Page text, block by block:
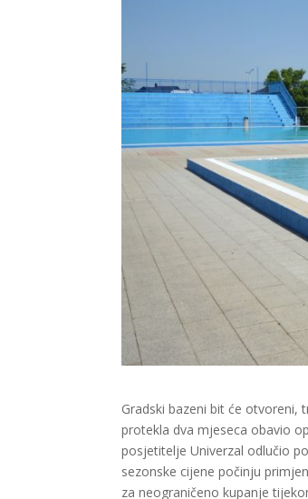
Gradski bazeni bit će otvoreni,
protekla dva mjeseca obavio
posjetitelje Univerzal odlučio
sezonske cijene počinju
za neograničeno kupanje